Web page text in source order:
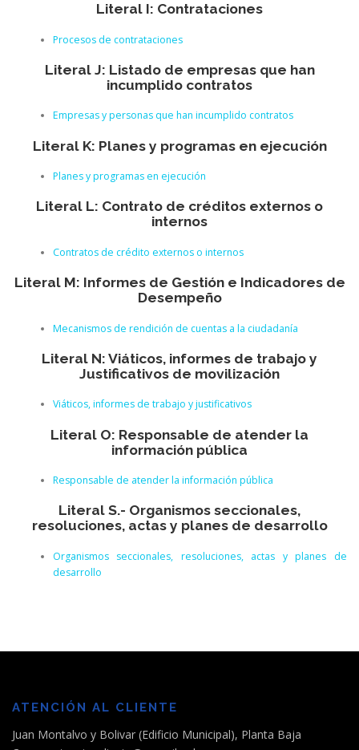
Literal I: Contrataciones
Procesos de contrataciones
Literal J: Listado de empresas que han
incumplido contratos
Empresas y personas que han incumplido contratos
Literal K: Planes y programas en ejecución
Planes y programas en ejecución
Literal L: Contrato de créditos externos o
internos
Contratos de crédito externos o internos
Literal M: Informes de Gestión e Indicadores de
Desempeño
Mecanismos de rendición de cuentas a la ciudadanía
Literal N: Viáticos, informes de trabajo y
Justificativos de movilización
Viáticos, informes de trabajo y justificativos
Literal O: Responsable de atender la
información pública
Responsable de atender la información pública
Literal S.- Organismos seccionales,
resoluciones, actas y planes de desarrollo
Organismos seccionales, resoluciones, actas y planes de
desarrollo
ATENCIÓN AL CLIENTE
Juan Montalvo y Bolivar (Edificio Municipal), Planta Baja